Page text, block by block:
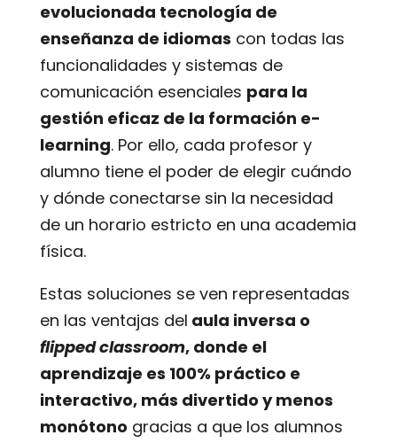
evolucionada tecnología de
enseñanza de idiomas con todas las
funcionalidades y sistemas de
comunicación esenciales para la
gestión eficaz de la formación e-
learning. Por ello, cada profesor y
alumno tiene el poder de elegir cuándo
y dónde conectarse sin la necesidad
de un horario estricto en una academia
física.
Estas soluciones se ven representadas
en las ventajas del aula inversa o
flipped classroom, donde el
aprendizaje es 100% práctico e
interactivo, más divertido y menos
monótono gracias a que los alumnos